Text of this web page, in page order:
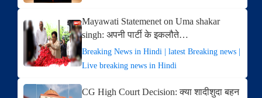
Mayawati Statemenet on Uma shakar
singh: अपनी पार्टी के इकलौते…
Breaking News in Hindi | latest Breaking news |
Live breaking news in Hindi
CG High Court Decision: क्या शादीशुदा बहन